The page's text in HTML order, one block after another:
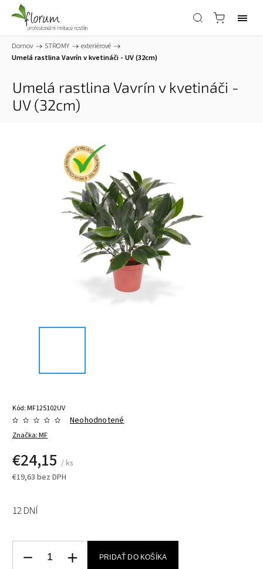
Domov / STROMY / exteriérové /
Umelá rastlina Vavrín v kvetináči - UV (32cm)
Umelá rastlina Vavrín v kvetináči -
UV (32cm)
Kód:MF125102UV
Značka:MF
Neohodnotené
€24,15 / ks
€19,63 bez DPH
12 DNÍ
PRIDAŤ DO KOŠÍKA